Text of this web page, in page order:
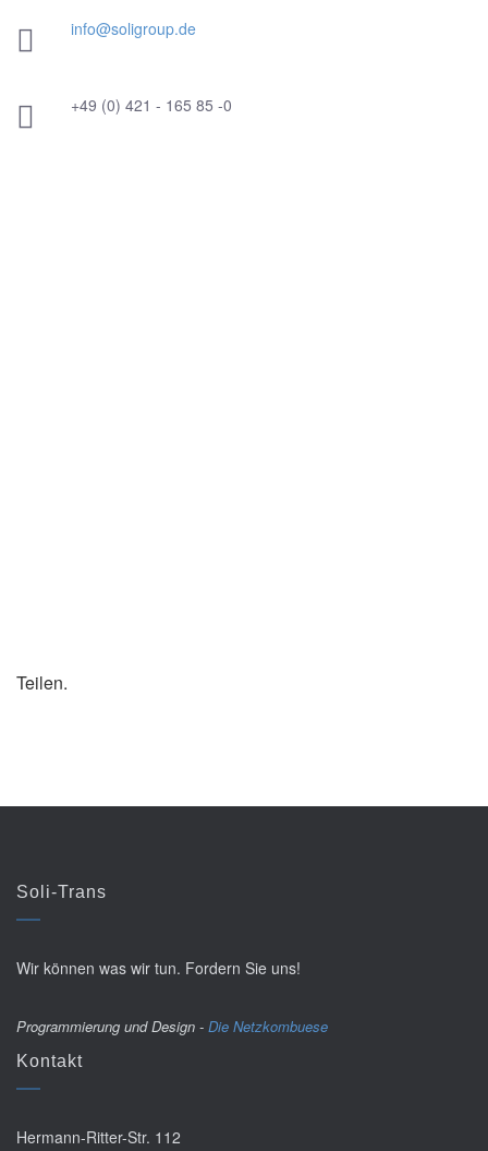
info@soligroup.de
+49 (0) 421 - 165 85 -0
Teilen.
Soli-Trans
Wir können was wir tun. Fordern Sie uns!
Programmierung und Design - Die Netzkombuese
Kontakt
Hermann-Ritter-Str. 112